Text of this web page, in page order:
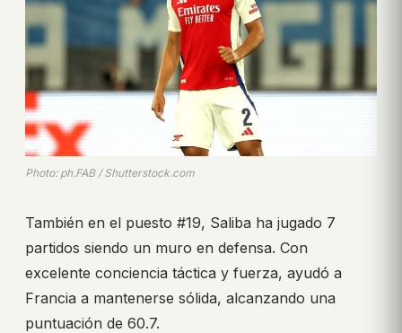
Photo: ph.FAB / Shutterstock.com
También en el puesto #19, Saliba ha jugado 7
partidos siendo un muro en defensa. Con
excelente conciencia táctica y fuerza, ayudó a
Francia a mantenerse sólida, alcanzando una
puntuación de 60.7.